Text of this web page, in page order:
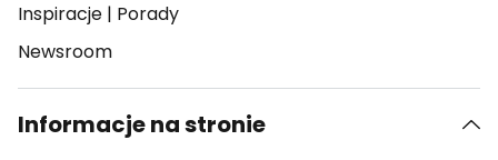
Inspiracje | Porady
Newsroom
Informacje na stronie